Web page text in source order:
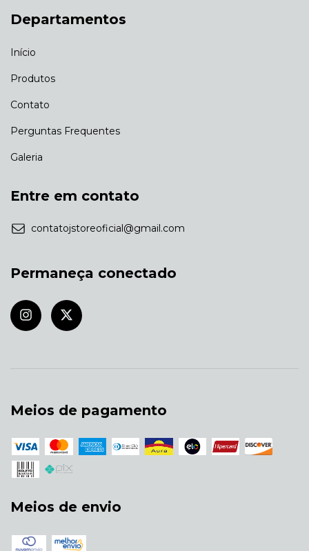
Departamentos
Início
Produtos
Contato
Perguntas Frequentes
Galeria
Entre em contato
contatojstoreoficial@gmail.com
Permaneça conectado
Meios de pagamento
Meios de envio